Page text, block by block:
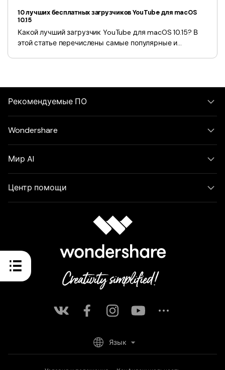
10 лучших бесплатных загрузчиков YouTube для macOS
10.15
Какой лучший загрузчик YouTube для macOS 10.15? В
этой статье перечислены самые популярные и
Рекомендуемые ПО
Wondershare
Мир AI
Центр помощи
Язык